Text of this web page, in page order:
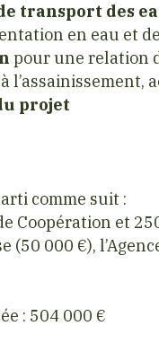
transport des
en eau et
pour une relation
l’assainissement,
projet
comme suit :
Coopération et
000 €),
: 504 000 €